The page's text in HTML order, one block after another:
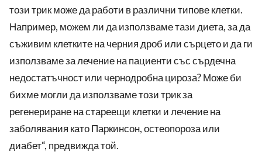
този трик може да работи в различни типове клетки.
Например, можем ли да използваме тази диета, за да
съживим клетките на черния дроб или сърцето и да ги
използваме за лечение на пациенти със сърдечна
недостатъчност или чернодробна цироза? Може би
бихме могли да използваме този трик за
регенериране на стареещи клетки и лечение на
заболявания като Паркинсон, остеопороза или
диабет“, предвижда той.